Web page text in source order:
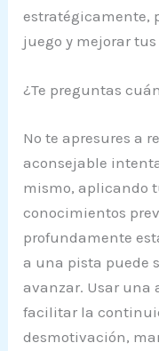
estratégicamente,
juego y mejorar
¿Te preguntas
No te apresures a
aconsejable
mismo, aplicando
conocimientos
profundamente
a una pista puede
avanzar. Usar una
facilitar la
desmotivación,